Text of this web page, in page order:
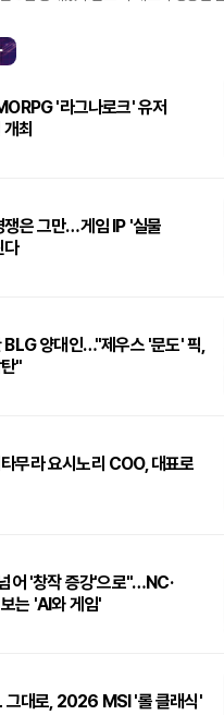
'라그나로크' 유저
최
쟁은 그만…게임 IP '실물
다
BLG 양대인…"제우스 '문도' 픽,
"
무라 요시노리 COO, 대표로
어 '창작 증강'으로"…NC·
는 'AI와 게임'
그대로, 2026 MSI '롤 클래식'